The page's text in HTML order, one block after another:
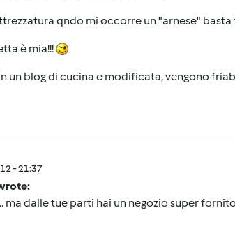
qndo mi occorre un "arnese" basta
è mia!!!
un blog di cucina e modificata, vengono
- 21:37
ma dalle tue parti hai un negozio super